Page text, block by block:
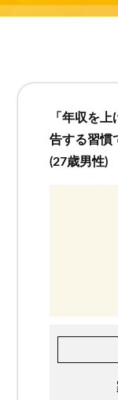
「年収を
告する習慣
(27歳男性)
ニュース
お客様相談窓